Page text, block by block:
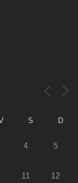
S D
4 5
11 12